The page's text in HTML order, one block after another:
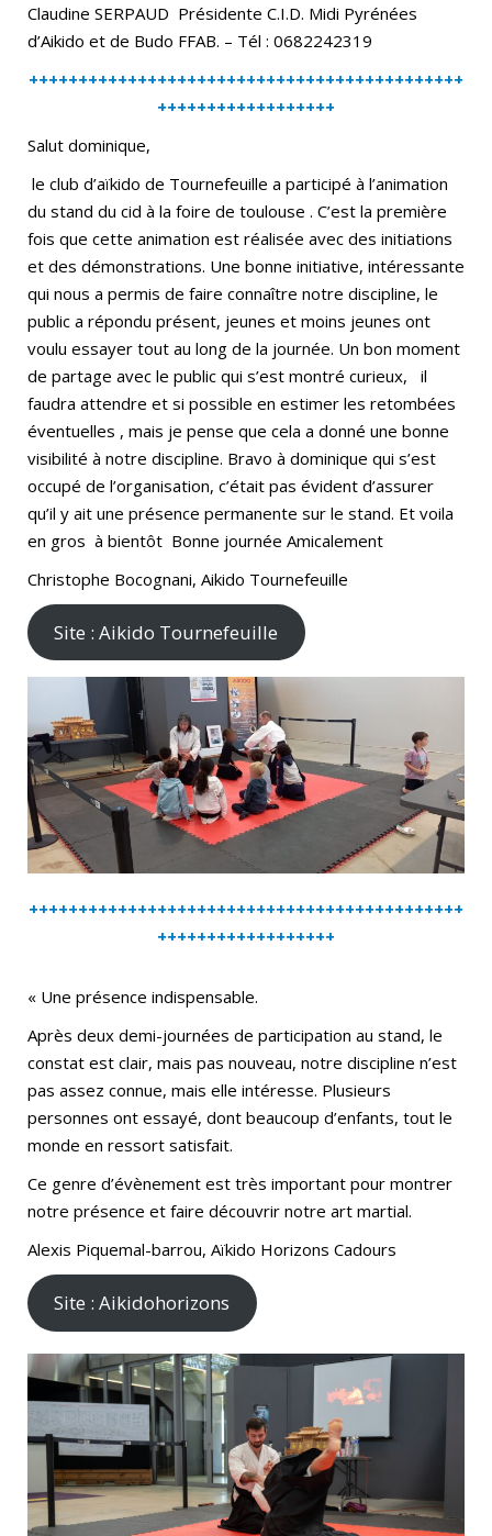
Claudine SERPAUD Présidente C.I.D. Midi Pyrénées
d’Aikido et de Budo FFAB. – Tél : 0682242319
++++++++++++++++++++++++++++++++++++++++++++
++++++++++++++++++
Salut dominique,
le club d’aïkido de Tournefeuille a participé à l’animation
du stand du cid à la foire de toulouse . C’est la première
fois que cette animation est réalisée avec des initiations
et des démonstrations. Une bonne initiative, intéressante
qui nous a permis de faire connaître notre discipline, le
public a répondu présent, jeunes et moins jeunes ont
voulu essayer tout au long de la journée. Un bon moment
de partage avec le public qui s’est montré curieux, il
faudra attendre et si possible en estimer les retombées
éventuelles , mais je pense que cela a donné une bonne
visibilité à notre discipline. Bravo à dominique qui s’est
occupé de l’organisation, c’était pas évident d’assurer
qu’il y ait une présence permanente sur le stand. Et voila
en gros à bientôt Bonne journée Amicalement
Christophe Bocognani, Aikido Tournefeuille
Site : Aikido Tournefeuille
++++++++++++++++++++++++++++++++++++++++++++
++++++++++++++++++
« Une présence indispensable.
Après deux demi-journées de participation au stand, le
constat est clair, mais pas nouveau, notre discipline n’est
pas assez connue, mais elle intéresse. Plusieurs
personnes ont essayé, dont beaucoup d’enfants, tout le
monde en ressort satisfait.
Ce genre d’évènement est très important pour montrer
notre présence et faire découvrir notre art martial.
Alexis Piquemal-barrou, Aïkido Horizons Cadours
Site : Aikidohorizons